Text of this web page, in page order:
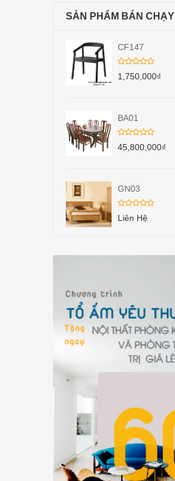
SẢN PHẨM BÁN CHẠY
CF147
1,750,000₫
BA01
45,800,000₫
GN03
Liên Hệ